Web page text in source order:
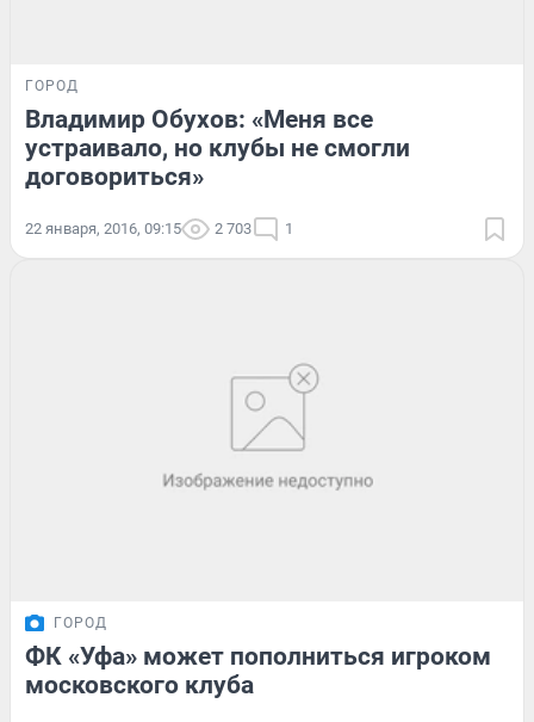
ГОРОД
Владимир Обухов: «Меня все
устраивало, но клубы не смогли
договориться»
22 января, 2016, 09:15 2 703 1
ГОРОД
ФК «Уфа» может пополниться игроком
московского клуба